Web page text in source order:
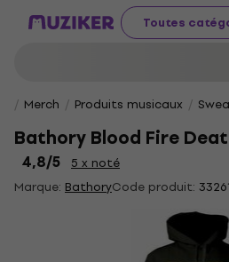
Toutes
Merch Produits musicaux
Bathory Blood Fire
4,8/5
5 x noté
Marque: BathoryCode produit: